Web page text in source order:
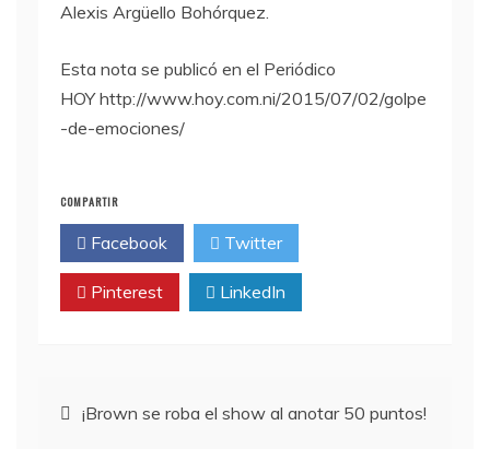
Alexis Argüello Bohórquez.
Esta nota se publicó en el Periódico
HOY http://www.hoy.com.ni/2015/07/02/golpe
-de-emociones/
COMPARTIR
Facebook Twitter
Pinterest LinkedIn
Navegación
¡Brown se roba el show al anotar 50 puntos!